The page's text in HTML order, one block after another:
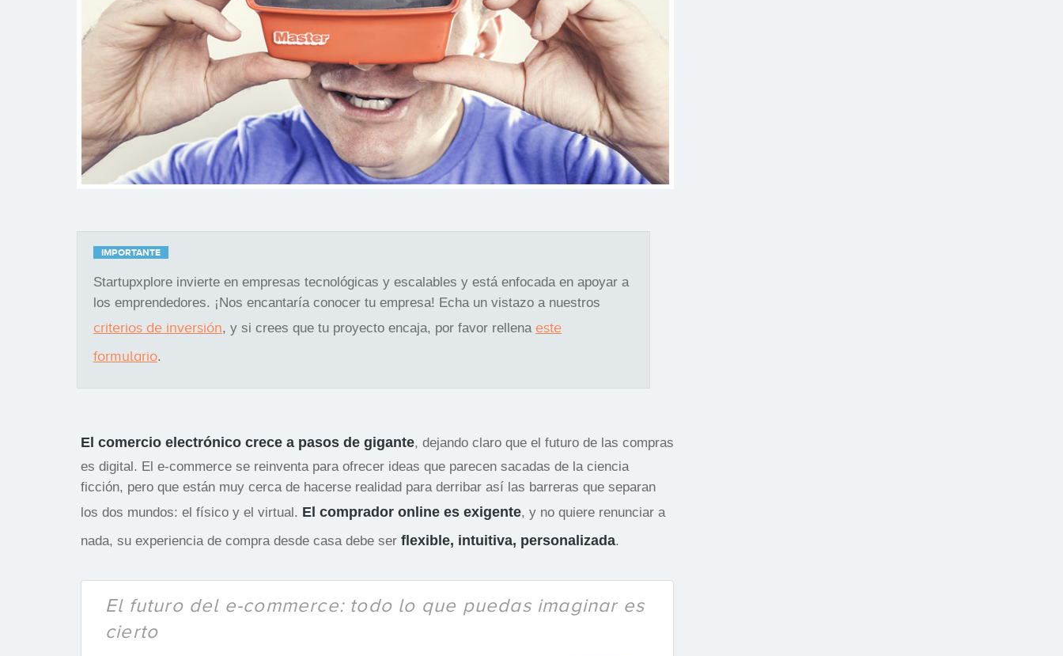
IMPORTANTE
Startupxplore invierte en empresas tecnológicas y escalables y está enfocada en apoyar a
los emprendedores. ¡Nos encantaría conocer tu empresa! Echa un vistazo a nuestros
criterios de inversión, y si crees que tu proyecto encaja, por favor rellena este
formulario.
El comercio electrónico crece a pasos de gigante, dejando claro que el futuro de las compras
es digital. El e-commerce se reinventa para ofrecer ideas que parecen sacadas de la ciencia
ficción, pero que están muy cerca de hacerse realidad para derribar así las barreras que separan
los dos mundos: el físico y el virtual. El comprador online es exigente, y no quiere renunciar a
nada, su experiencia de compra desde casa debe ser flexible, intuitiva, personalizada.
El futuro del e-commerce: todo lo que puedas imaginar es
cierto